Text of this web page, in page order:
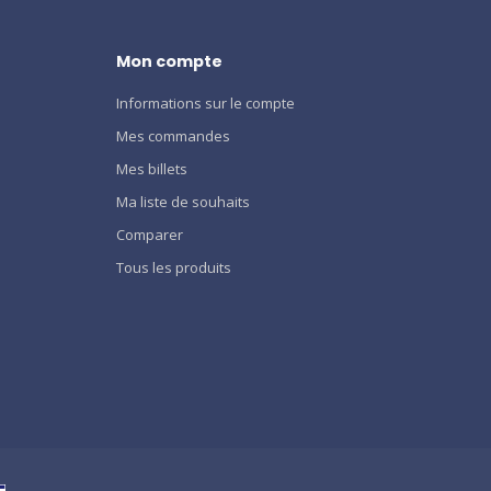
Mon compte
Informations sur le compte
Mes commandes
Mes billets
Ma liste de souhaits
Comparer
Tous les produits